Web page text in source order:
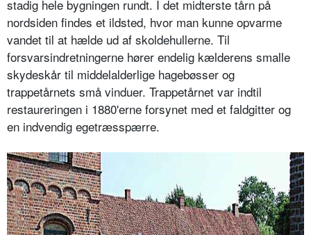
stadig hele bygningen rundt. I det midterste tårn på
nordsiden findes et ildsted, hvor man kunne opvarme
vandet til at hælde ud af skoldehullerne. Til
forsvarsindretningerne hører endelig kælderens smalle
skydeskår til middelalderlige hagebøsser og
trappetårnets små vinduer. Trappetårnet var indtil
restaureringen i 1880'erne forsynet med et faldgitter og
en indvendig egetræsspærre.